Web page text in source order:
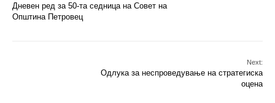
Дневен ред за 50-та седница на Совет на
Општина Петровец
Next:
Одлука за неспроведување на стратегиска
оцена